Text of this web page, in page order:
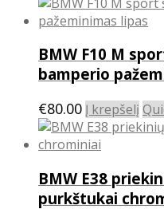
BMW F10 M
bamperio
€80.00 Į krepšelį
BMW E38
purkštukai